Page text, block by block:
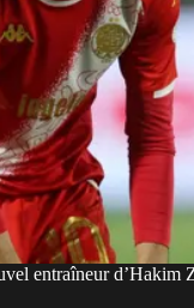
entraîneur d’Hakim